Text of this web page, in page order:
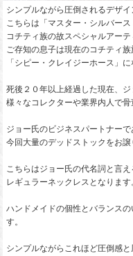
シンプルながら圧倒されるデザ
こちらは「マスター・シルバー
コチティ族の故スペシャルアー
ご存知の息子は現在のコチティ
「シピー・クレイジーホース」
死後２０年以上経過した現在、
様々なコレクターや業界内人で
ジョー氏のビジネスパートナー
今回大量のデッドストックをお
こちらはジョー氏の代名詞と言
レギュラーネックレスとなります
ハンドメイドの個性とバランス
す。
シンプルながらこれほど圧倒感